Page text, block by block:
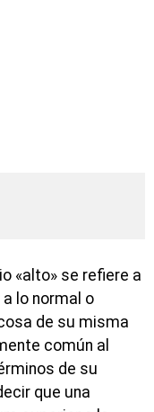
«alto» se refiere a
lo normal o
de su misma
común al
de su
que una